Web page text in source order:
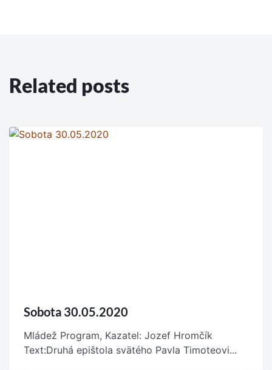
Related posts
Sobota 30.05.2020
Mládež Program, Kazatel: Jozef Hromčík
Text:Druhá epištola svätého Pavla Timoteovi...